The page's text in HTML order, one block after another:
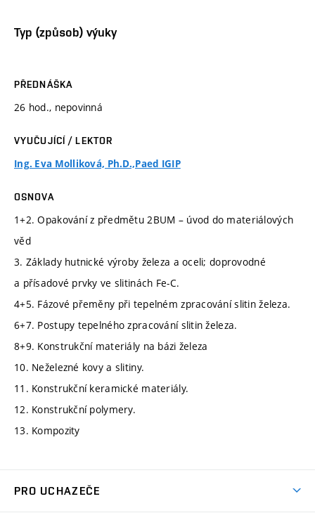
Typ (způsob) výuky
PŘEDNÁŠKA
26 hod., nepovinná
VYUČUJÍCÍ / LEKTOR
Ing. Eva Molliková, Ph.D.,Paed IGIP
OSNOVA
1+2. Opakování z předmětu 2BUM – úvod do materiálových
věd
3. Základy hutnické výroby železa a oceli; doprovodné
a přísadové prvky ve slitinách Fe-C.
4+5. Fázové přeměny při tepelném zpracování slitin železa.
6+7. Postupy tepelného zpracování slitin železa.
8+9. Konstrukční materiály na bázi železa
10. Neželezné kovy a slitiny.
11. Konstrukční keramické materiály.
12. Konstrukční polymery.
13. Kompozity
PRO UCHAZEČE